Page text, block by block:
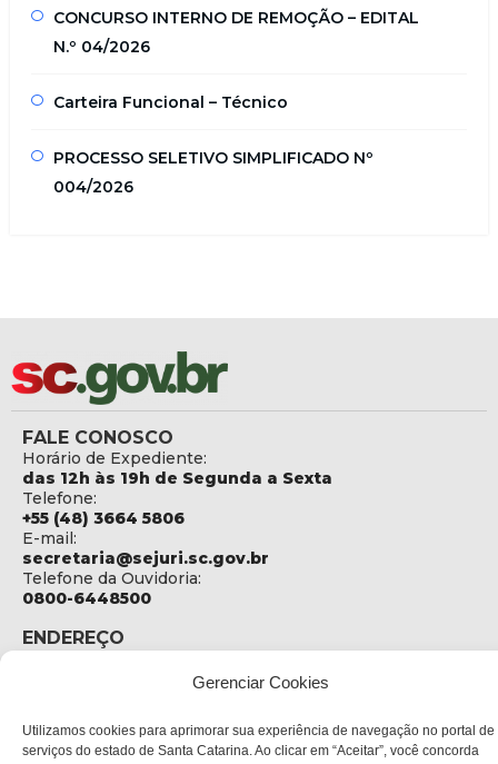
Gerenciar Cookies
Utilizamos cookies para aprimorar sua experiência de navegação no portal de
serviços do estado de Santa Catarina. Ao clicar em “Aceitar”, você concorda
CONCURSO INTERNO DE REMOÇÃO – EDITAL
N.º 04/2026
Carteira Funcional – Técnico
PROCESSO SELETIVO SIMPLIFICADO Nº
004/2026
FALE CONOSCO
Horário de Expediente:
das 12h às 19h de Segunda a Sexta
Telefone:
+55 (48) 3664 5806
E-mail:
secretaria@sejuri.sc.gov.br
Telefone da Ouvidoria:
0800-6448500
ENDEREÇO
Bairro:
Estreito - Florianópolis - SC